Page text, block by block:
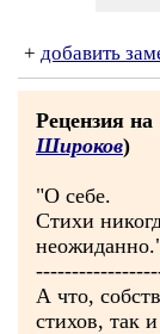
+ добавить
Рецензия на
Широков)
"О себе.
Стихи
А что,
стихов, так